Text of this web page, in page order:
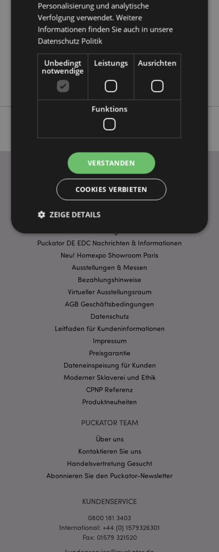
Information
Höhe 10.5cm Breite 11.5cm Tiefe 8.5cm
5055071687730
36
0.412000
Keine
Keine
WICHTIGE INFORMATION
Lieferbedingungen
Puckator DE EDC Nachrichten & Informationen
Neu! Homexpo Showroom Paris
Ausstellungen & Messen
Bezahlungshinweise
Virtueller Ausstellungsraum
AGB Geschäftsbedingungen
Datenschutz
Leitfaden für Kundeninformationen
Impressum
Preisgarantie
Dateneinspeisung für Kunden
Moderner Sklaverei und Ethik
CPNP Referenz
Produktneuheiten
PUCKATOR TEAM
Über uns
Kontaktieren Sie uns
Handelsvertretung Gesucht
Abonnieren Sie den Puckator-Newsletter
KUNDENSERVICE
0800 181 3403
International: +44 (0) 1579326301
Fax: 01579 321520
Personalisierung und analytische
Verfolgung verwendet. Weitere
Informationen finden Sie auch in unsere
Datenschutz Politik
Unbedingt
notwendige
Leistungs Ausrichten
Funktions
VERSTANDEN
COOKIES VERBIETEN
ZEIGE DETAILS
Unbedingt notwendige
Leistungs
Ausrichten
Funktions
Streng-notwendige-Cookies ermöglichen
Kernfunktionen der Website wie die
Benutzeranmeldung und die Kontoverwaltung.
Ohne unbedingt notwendige cookies kann die
Website nicht richtig genutzt werden.
Provider
CookieScriptConsent
Datenschutzbestimmungen von Google